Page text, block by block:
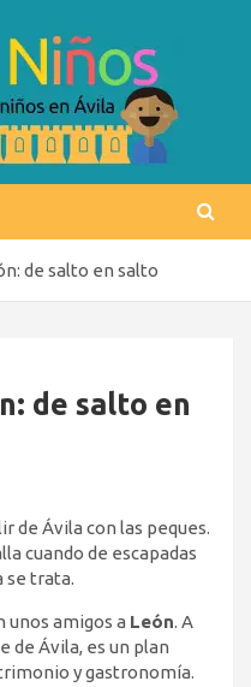
de salto en salto
de salto en
de Ávila con las peques.
cuando de escapadas
se trata.
unos amigos a León. A
de Ávila, es un plan
y gastronomía.